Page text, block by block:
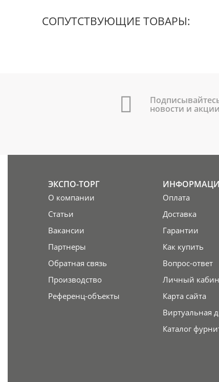
СОПУТСТВУЮЩИЕ ТОВАРЫ:
новости и акции
ЭКСПО-ТОРГ
О компании
Статьи
Вакансии
Партнеры
Обратная связь
Производство
Референц-объекты
Оплата
Доставка
Гарантии
Как купить
Вопрос-ответ
Личный
Карта сайта
Виртуальная
Каталог